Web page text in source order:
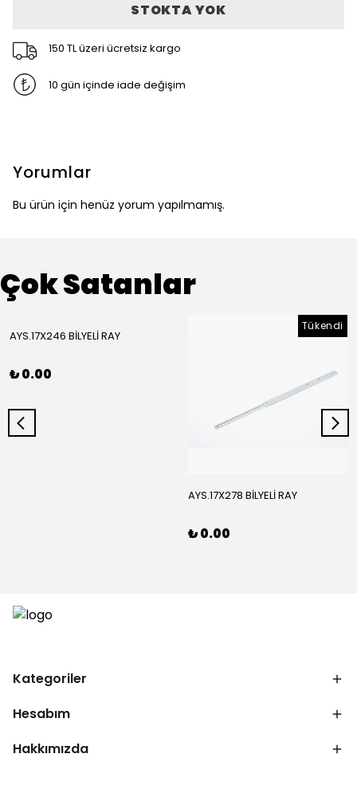
STOKTA YOK
150 TL üzeri ücretsiz kargo
10 gün içinde iade değişim
Yorumlar
Bu ürün için henüz yorum yapılmamış.
Çok Satanlar
AYS.17X246 BİLYELİ RAY
₺ 0.00
Tükendi
AYS.17X278 BİLYELİ RAY
₺ 0.00
Kategoriler
Hesabım
Hakkımızda